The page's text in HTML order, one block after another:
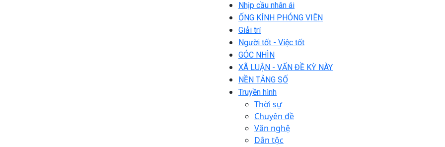
Nhịp cầu nhân ái
ỐNG KÍNH PHÓNG VIÊN
Giải trí
Người tốt - Việc tốt
GÓC NHÌN
XÃ LUẬN - VẤN ĐỀ KỲ NÀY
NỀN TẢNG SỐ
Truyền hình
Thời sự
Chuyên đề
Văn nghệ
Dân tộc